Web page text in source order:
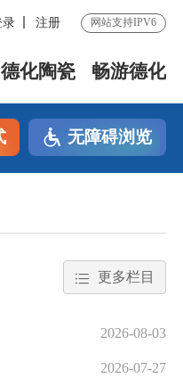
录 注册 网站支持IPV6
德化陶瓷 畅游德化
无障碍浏览
更多栏目
2026-08-03
2026-07-27